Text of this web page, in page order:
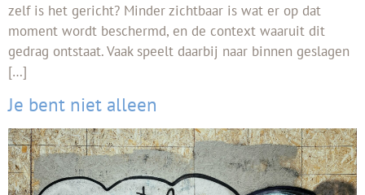
zelf is het gericht? Minder zichtbaar is wat er op dat
moment wordt beschermd, en de context waaruit dit
gedrag ontstaat. Vaak speelt daarbij naar binnen geslagen
[…]
Je bent niet alleen